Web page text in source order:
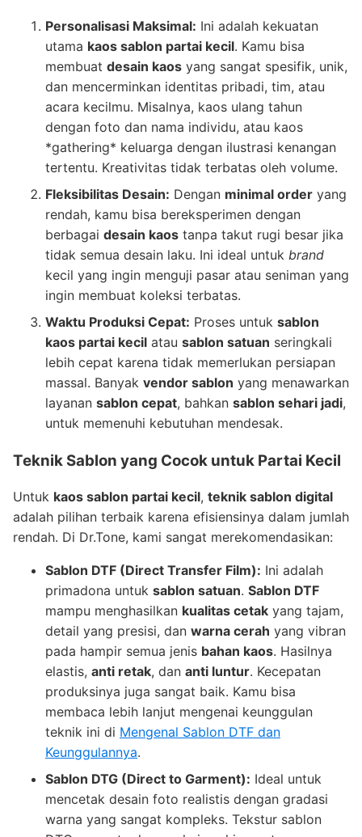
Personalisasi Maksimal: Ini adalah kekuatan
utama kaos sablon partai kecil. Kamu bisa
membuat desain kaos yang sangat spesifik, unik,
dan mencerminkan identitas pribadi, tim, atau
acara kecilmu. Misalnya, kaos ulang tahun
dengan foto dan nama individu, atau kaos
*gathering* keluarga dengan ilustrasi kenangan
tertentu. Kreativitas tidak terbatas oleh volume.
Fleksibilitas Desain: Dengan minimal order yang
rendah, kamu bisa bereksperimen dengan
berbagai desain kaos tanpa takut rugi besar jika
tidak semua desain laku. Ini ideal untuk brand
kecil yang ingin menguji pasar atau seniman yang
ingin membuat koleksi terbatas.
Waktu Produksi Cepat: Proses untuk sablon
kaos partai kecil atau sablon satuan seringkali
lebih cepat karena tidak memerlukan persiapan
massal. Banyak vendor sablon yang menawarkan
layanan sablon cepat, bahkan sablon sehari jadi,
untuk memenuhi kebutuhan mendesak.
Teknik Sablon yang Cocok untuk Partai Kecil
Untuk kaos sablon partai kecil, teknik sablon digital
adalah pilihan terbaik karena efisiensinya dalam jumlah
rendah. Di Dr.Tone, kami sangat merekomendasikan:
Sablon DTF (Direct Transfer Film): Ini adalah
primadona untuk sablon satuan. Sablon DTF
mampu menghasilkan kualitas cetak yang tajam,
detail yang presisi, dan warna cerah yang vibran
pada hampir semua jenis bahan kaos. Hasilnya
elastis, anti retak, dan anti luntur. Kecepatan
produksinya juga sangat baik. Kamu bisa
membaca lebih lanjut mengenai keunggulan
teknik ini di Mengenal Sablon DTF dan
Keunggulannya.
Sablon DTG (Direct to Garment): Ideal untuk
mencetak desain foto realistis dengan gradasi
warna yang sangat kompleks. Tekstur sablon